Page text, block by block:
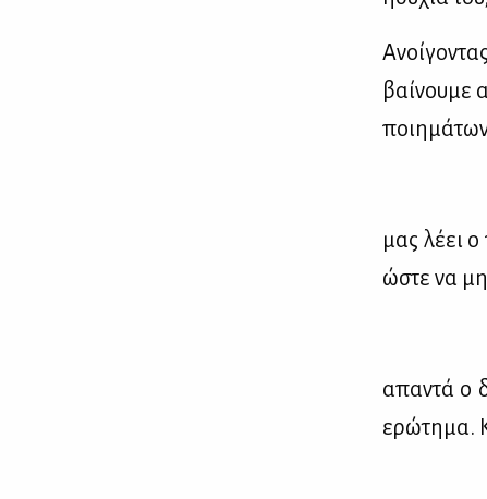
βαί­νου­με
μας λέ­ει
ώστε να
απα­ντά ο
ερώ­τη­μα.